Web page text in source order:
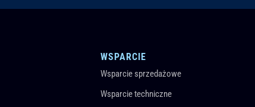
WSPARCIE
Wsparcie sprzedażowe
Wsparcie techniczne